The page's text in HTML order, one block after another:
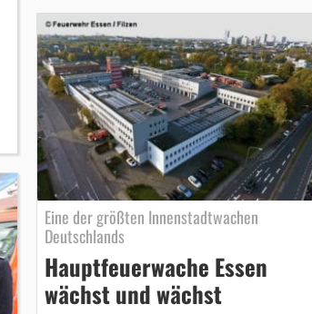
Eine der größten Innenstadtwachen
Deutschlands
Hauptfeuerwache Essen
wächst und wächst